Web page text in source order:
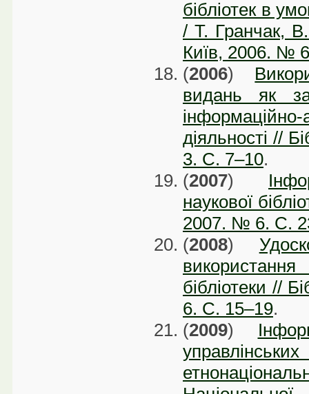
бібліотек в
/ Т. Гранчак, В.
Київ, 2006. №
(2006)
видань як
діяльності //
3. C. 7–10.
(2007)
наукової
2007. № 6. C.
(2008)
бібліотеки //
6. C. 15–19.
(2009)